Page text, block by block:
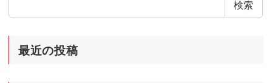
検索
最近の投稿